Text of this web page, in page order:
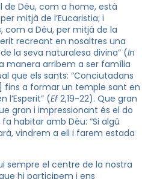
de Déu, com a home, està
mitjà de l’Eucaristia; i
com a Déu, per mitjà de la
recreant en nosaltres una
la seva naturalesa divina” (In
manera arribem a ser família
que els sants: “Conciutadans
fins a formar un temple sant en
l’Esperit” (Ef2,19-22). Que gran
gran i impressionant és el do
habitar amb Déu: “Si algú
vindrem a ell i farem estada
sempre el centre de la nostra
hi participem i ens